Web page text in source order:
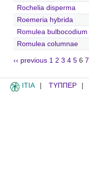
Rochelia disperma
Roemeria hybrida
Romulea bulbocodium
Romulea columnae
‹‹ previous 1 2 3 4 5 6 7
ITIA ΤΥΠΠΕΡ